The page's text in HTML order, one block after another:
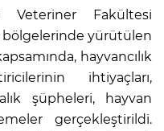
Veteriner Fakültesi
yürütülen
hayvancılık
ihtiyaçları,
şüpheleri, hayvan
gerçekleştirildi.